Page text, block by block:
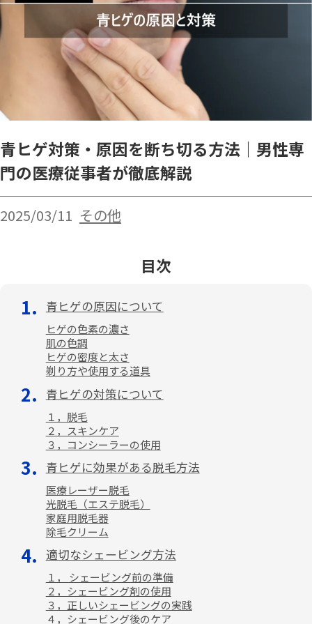
青ヒゲ対策・原因を断ち切る方法｜男性専
門の医療従事者が徹底解説
2025/03/11 その他
目次
青ヒゲの原因について
ヒゲの色素の濃さ
肌の色調
ヒゲの密度と太さ
剃り方や使用する道具
青ヒゲの対策について
１，脱毛
２，スキンケア
３，コンシーラーの使用
青ヒゲに効果がある脱毛方法
医療レーザー脱毛
光脱毛（エステ脱毛）
家庭用脱毛器
除毛クリーム
適切なシェービング方法
１， シェービング前の準備
２，シェービング剤の使用
３，正しいシェービングの実践
４，シェービング後のケア